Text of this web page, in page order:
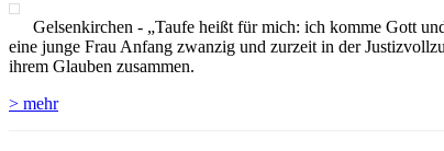
Gelsenkirchen - „Taufe heißt für mich: ich komme Gott
eine junge Frau Anfang zwanzig und zurzeit in der
ihrem Glauben zusammen.
> mehr